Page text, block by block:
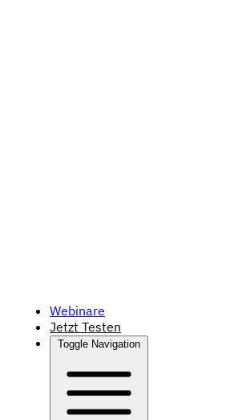
Webinare
Jetzt Testen
Toggle Navigation